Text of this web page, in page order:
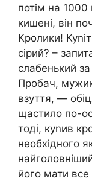
потім на
кишені, він
Кролики!
сірий? –
слабенький
Пробач,
взуття, —
щастило по-
тоді, куnив
необхідного
його мати